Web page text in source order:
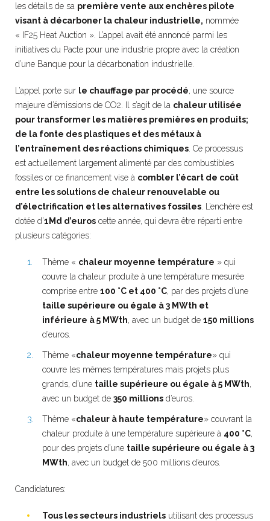
les détails de sa première vente aux enchères pilote
visant à décarboner la chaleur industrielle, nommée
« IF25 Heat Auction ». L’appel avait été annoncé parmi les
initiatives du Pacte pour une industrie propre avec la création
d’une Banque pour la décarbonation industrielle.
L’appel porte sur le chauffage par procédé, une source
majeure d’émissions de CO2. Il s’agit de la chaleur utilisée
pour transformer les matières premières en produits;
de la fonte des plastiques et des métaux à
l’entraînement des réactions chimiques . Ce processus
est actuellement largement alimenté par des combustibles
fossiles or ce financement vise à combler l’écart de coût
entre les solutions de chaleur renouvelable ou
d’électrification et les alternatives fossiles . L’enchère est
dotée d’1Md d’euros cette année, qui devra être réparti entre
plusieurs catégories:
Thème « chaleur moyenne température » qui
couvre la chaleur produite à une température mesurée
comprise entre 100 °C et 400 °C, par des projets d’une
taille supérieure ou égale à 3 MWth et
inférieure à 5 MWth, avec un budget de 150 millions
d’euros.
Thème «chaleur moyenne température» qui
couvre les mêmes températures mais projets plus
grands, d’une taille supérieure ou égale à 5 MWth,
avec un budget de 350 millions d’euros.
Thème «chaleur à haute température» couvrant la
chaleur produite à une température supérieure à 400 °C,
pour des projets d’une taille supérieure ou égale à 3
MWth, avec un budget de 500 millions d’euros.
Candidatures:
Tous les secteurs industriels utilisant des processus